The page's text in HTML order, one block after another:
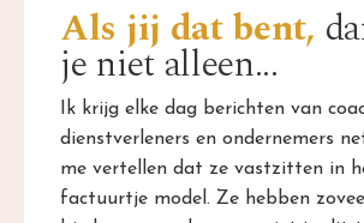
Als jij dat bent,
je niet alleen...
Ik krijg elke dag berichten van
dienstverleners en ondernemers
me vertellen dat ze vastzitten in
factuurtje model. Ze hebben